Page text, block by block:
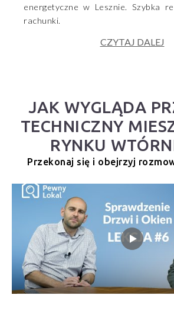
energetyczne w Lesznie. Szybka
rachunki.
CZYTAJ DALEJ
JAK WYGLĄDA
TECHNICZNY
RYNKU
Przekonaj się i obejrzyj